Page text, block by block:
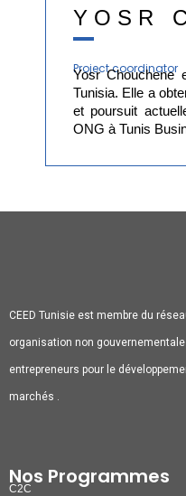
YOSR
Project coordinator
Yosr Chouchene
Tunisia. Elle a
et poursuit
ONG à Tunis
CEED Tunisie est membre du
organisation non
entrepreneurs pour le
marchés .
Nos Programmes
C2C